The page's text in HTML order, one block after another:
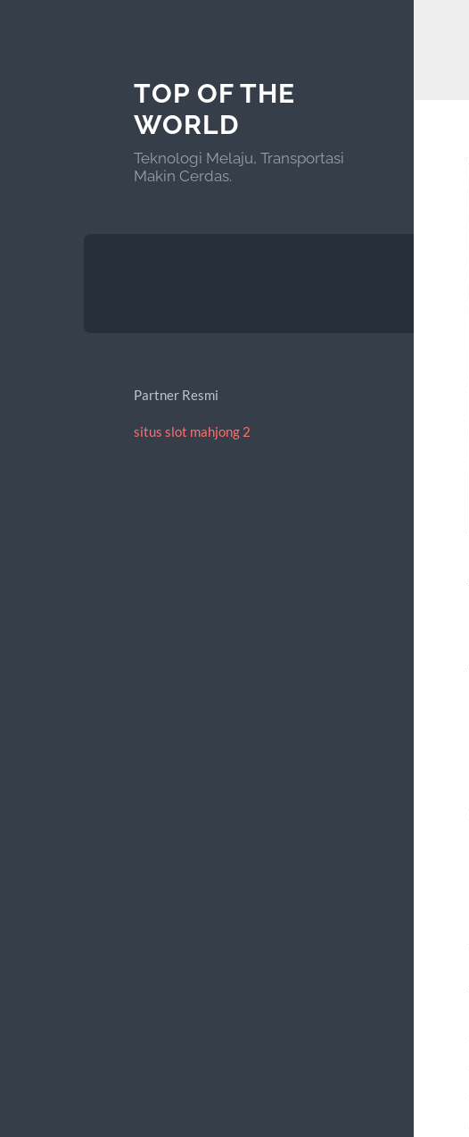
TOP OF THE
WORLD
Teknologi Melaju, Transportasi
Makin Cerdas.
Partner Resmi
situs slot mahjong 2